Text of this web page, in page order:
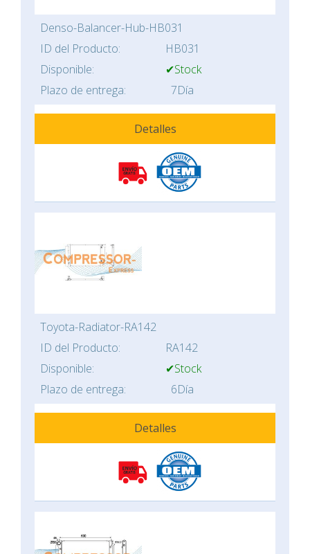
Denso-Balancer-Hub-HB031
ID del Producto:
HB031
Disponible:
✔Stock
Plazo de entrega:
7Día
Detalles
Toyota-Radiator-RA142
ID del Producto:
RA142
Disponible:
✔Stock
Plazo de entrega:
6Día
Detalles